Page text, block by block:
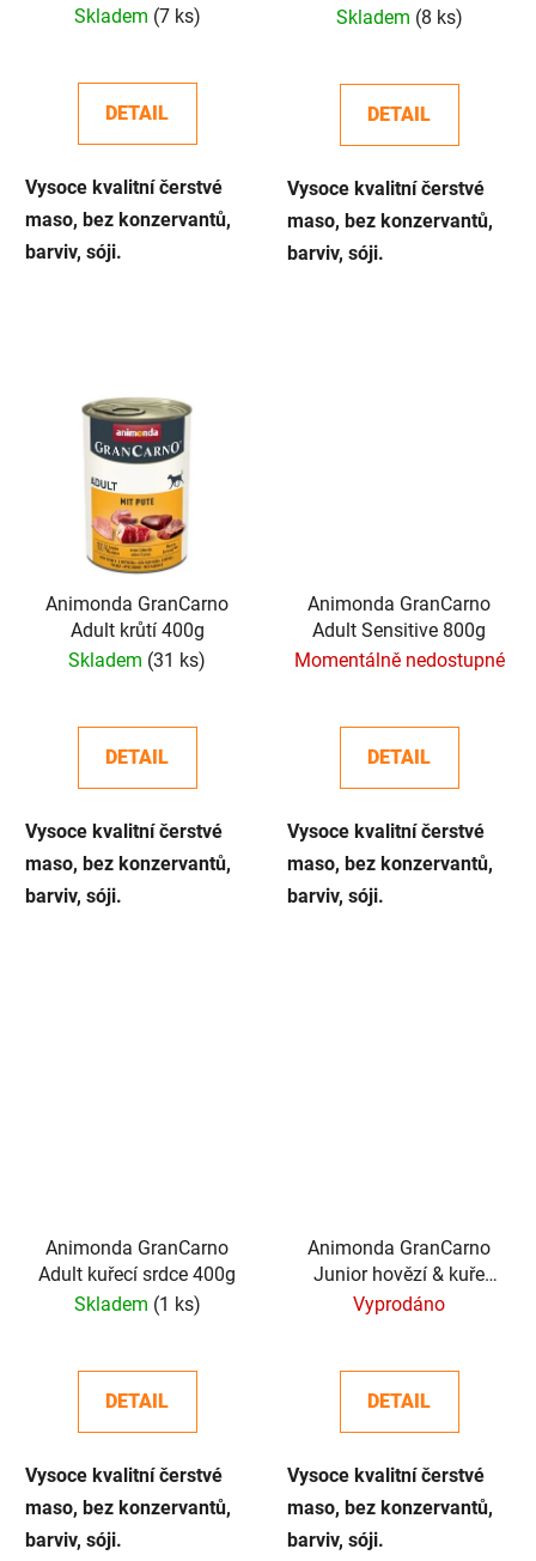
800g
Skladem (7 ks)
DETAIL
Vysoce kvalitní čerstvé
maso, bez konzervantů,
barviv, sóji.
Skladem (8 ks)
DETAIL
Vysoce kvalitní čerstvé
maso, bez konzervantů,
barviv, sóji.
Animonda GranCarno
Adult krůtí 400g
Skladem (31 ks)
DETAIL
Vysoce kvalitní čerstvé
maso, bez konzervantů,
barviv, sóji.
Animonda GranCarno
Adult Sensitive 800g
Momentálně nedostupné
DETAIL
Vysoce kvalitní čerstvé
maso, bez konzervantů,
barviv, sóji.
Animonda GranCarno
Adult kuřecí srdce 400g
Skladem (1 ks)
DETAIL
Vysoce kvalitní čerstvé
maso, bez konzervantů,
barviv, sóji.
Animonda GranCarno
Junior hovězí & kuře
800g
Vyprodáno
DETAIL
Vysoce kvalitní čerstvé
maso, bez konzervantů,
barviv, sóji.